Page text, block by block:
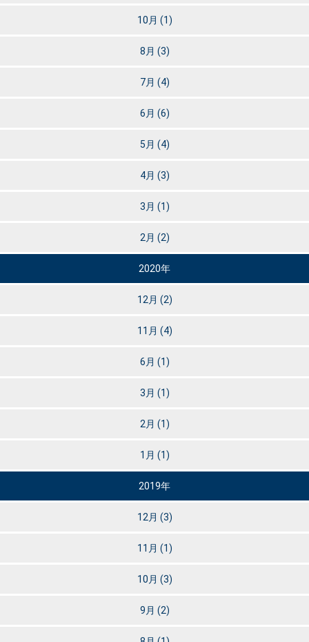
10月 (1)
8月 (3)
7月 (4)
6月 (6)
5月 (4)
4月 (3)
3月 (1)
2月 (2)
2020年
12月 (2)
11月 (4)
6月 (1)
3月 (1)
2月 (1)
1月 (1)
2019年
12月 (3)
11月 (1)
10月 (3)
9月 (2)